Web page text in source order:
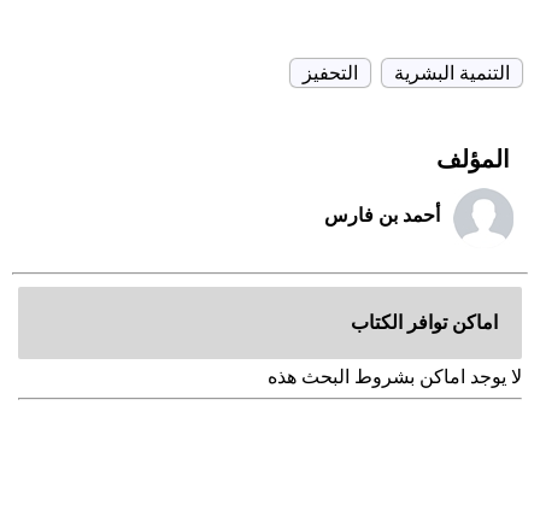
التنمية البشرية التحفيز
المؤلف
أحمد بن فارس
اماكن توافر الكتاب
لا يوجد اماكن بشروط البحث هذه